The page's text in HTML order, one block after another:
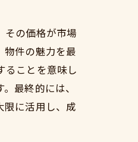
その価格が市場
物件の魅力を最
ることを意味し
最終的には、
限に活用し、成